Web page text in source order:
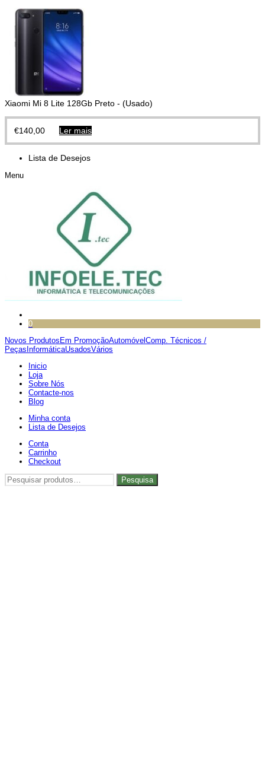
Xiaomi Mi 8 Lite 128Gb Preto - (Usado)
€140,00 Ler mais
Lista de Desejos
Menu
0
Novos Produtos Em PromoçãoAutomóvel Comp. Técnicos /
Peças InformáticaUsadosVários
Inicio
Loja
Sobre Nós
Contacte-nos
Blog
Minha conta
Lista de Desejos
Conta
Carrinho
Checkout
Pesquisar
por:
Pesquisa